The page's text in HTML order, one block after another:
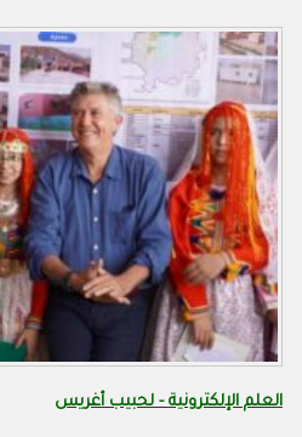
العلم الإلكترونية - لحبيب أغريس